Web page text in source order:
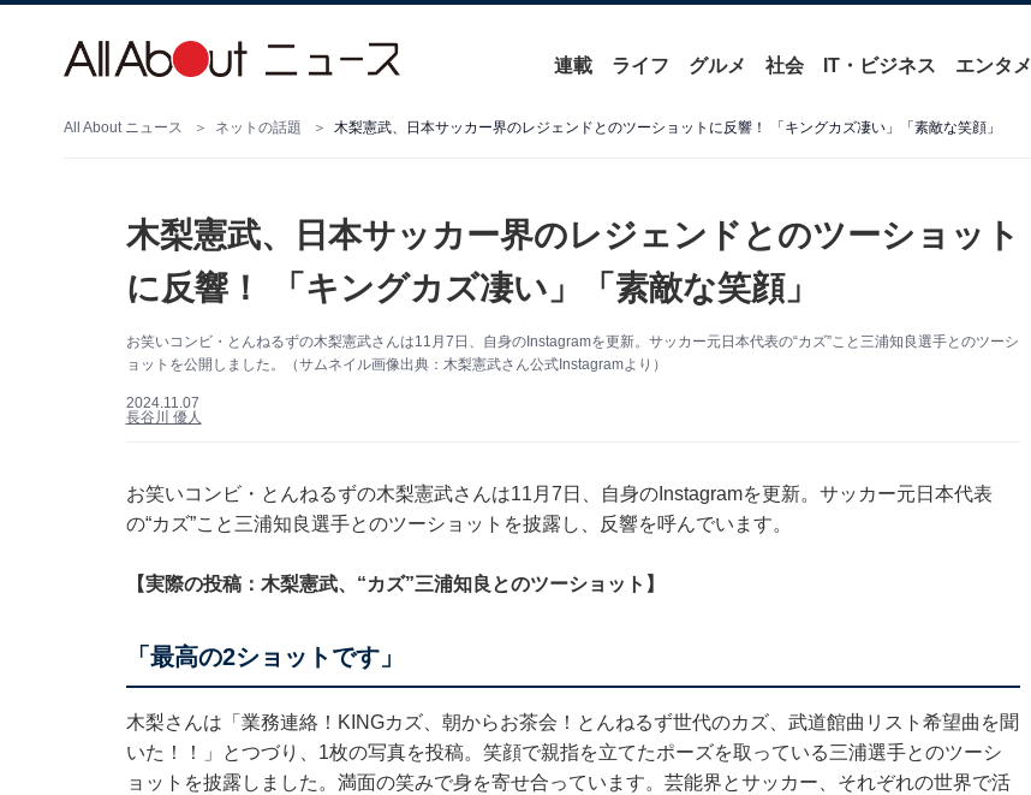
連載 ライフ グルメ 社会 IT・ビジネス エンタメ
All About ニュース ネットの話題 木梨憲武、日本サッカー界のレジェンドとのツーショットに反響！ 「キングカズ凄い」「素敵な笑顔」
木梨憲武、日本サッカー界のレジェンドとのツーショット
に反響！ 「キングカズ凄い」「素敵な笑顔」
お笑いコンビ・とんねるずの木梨憲武さんは11月7日、自身のInstagramを更新。サッカー元日本代表の“カズ”こと三浦知良選手とのツーシ
ョットを公開しました。（サムネイル画像出典：木梨憲武さん公式Instagramより）
2024.11.07
長谷川 優人
お笑いコンビ・とんねるずの木梨憲武さんは11月7日、自身のInstagramを更新。サッカー元日本代表
の“カズ”こと三浦知良選手とのツーショットを披露し、反響を呼んでいます。
【実際の投稿：木梨憲武、“カズ”三浦知良とのツーショット】
「最高の2ショットです」
木梨さんは「業務連絡！KINGカズ、朝からお茶会！とんねるず世代のカズ、武道館曲リスト希望曲を聞
いた！！」とつづり、1枚の写真を投稿。笑顔で親指を立てたポーズを取っている三浦選手とのツーシ
ョットを披露しました。満面の笑みで身を寄せ合っています。芸能界とサッカー、それぞれの世界で活